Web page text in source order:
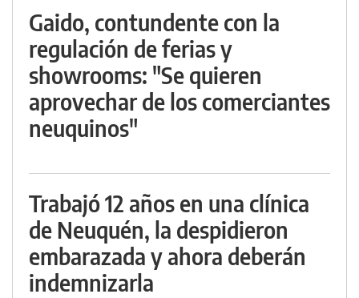
Gaido, contundente con la
regulación de ferias y
showrooms: "Se quieren
aprovechar de los comerciantes
neuquinos"
Trabajó 12 años en una clínica
de Neuquén, la despidieron
embarazada y ahora deberán
indemnizarla